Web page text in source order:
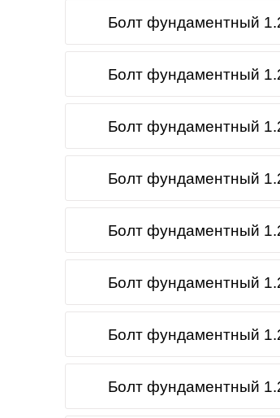
Болт фундаментный
Болт фундаментный
Болт фундаментный
Болт фундаментный
Болт фундаментный
Болт фундаментный
Болт фундаментный
Болт фундаментный